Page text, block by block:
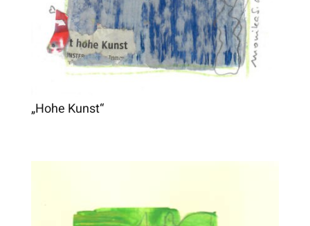
„Hohe Kunst“